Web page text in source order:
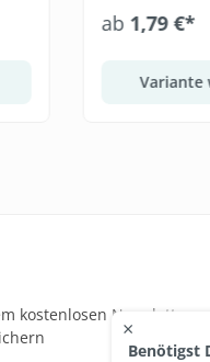
ab 1,79 €*
Variante
kostenlosen Newsletter
×
Benötigst